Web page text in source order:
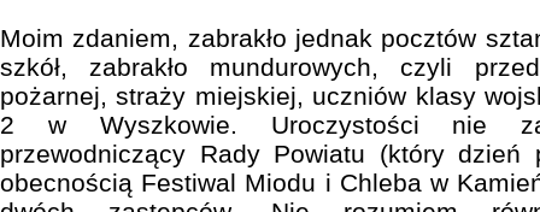
Moim zdaniem, zabrakło jednak pocztów
szkół, zabrakło mundurowych, czyli
pożarnej, straży miejskiej, uczniów klasy
2 w Wyszkowie. Uroczystości nie
przewodniczący Rady Powiatu (który dzień
obecnością Festiwal Miodu i Chleba w